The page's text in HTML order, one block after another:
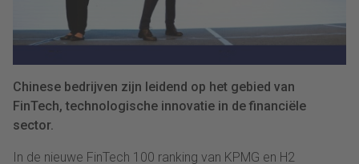
Chinese bedrijven zijn leidend op het gebied van
FinTech, technologische innovatie in de financiële
sector.
In de nieuwe FinTech 100 ranking van KPMG en H2